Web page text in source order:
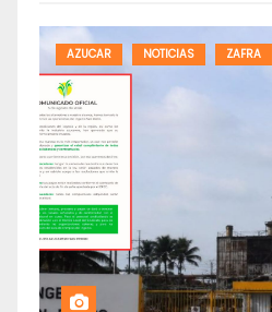
AZUCAR NOTICIAS ZAFRA